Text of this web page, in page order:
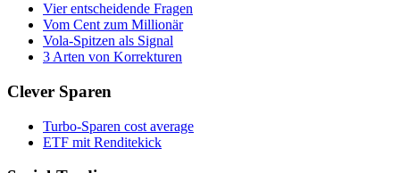
Vier entscheidende Fragen
Vom Cent zum Millionär
Vola-Spitzen als Signal
3 Arten von Korrekturen
Clever Sparen
Turbo-Sparen cost average
ETF mit Renditekick